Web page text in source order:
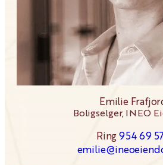
Emilie
Boligselger, INEO
954 69